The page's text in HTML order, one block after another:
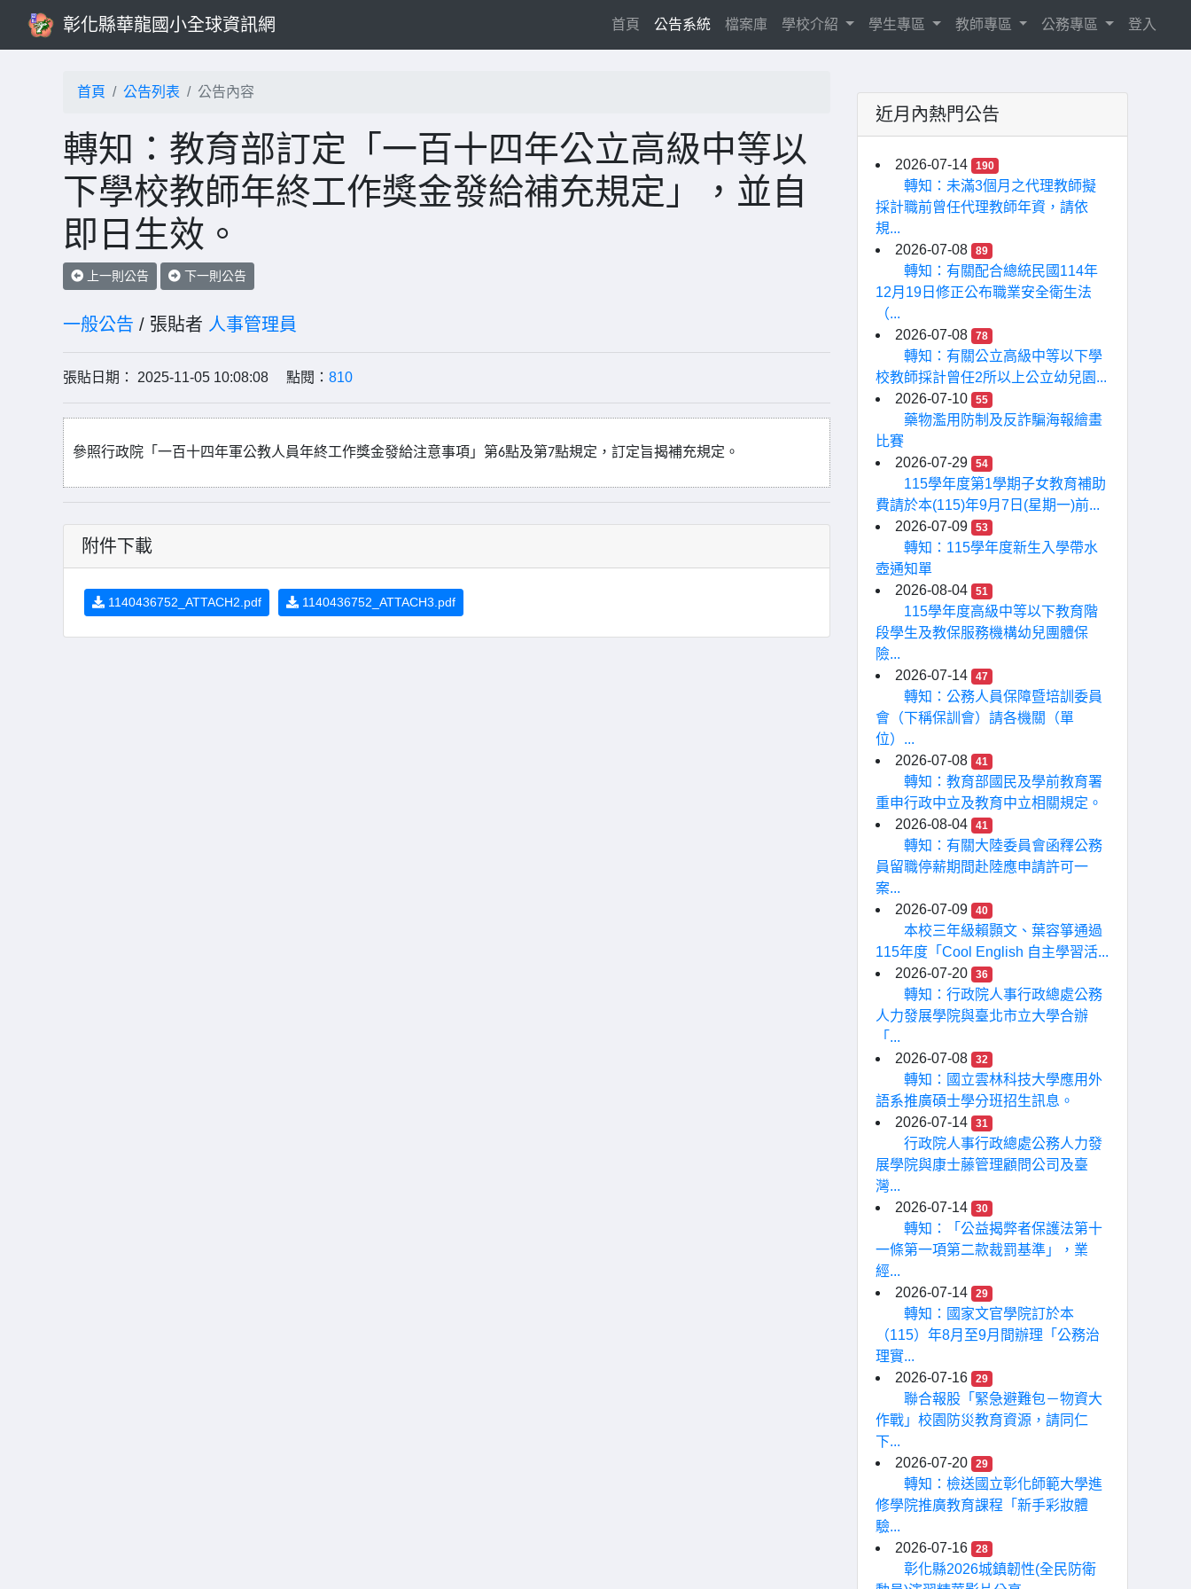
彰化縣華龍國小全球資訊網 首頁 (current)
公告系統 檔案庫 學校介紹 學生專區 教師專區 公務專區 登入
首頁 公告列表 公告內容
轉知：教育部訂定「一百十四年公立高級中等以
下學校教師年終工作獎金發給補充規定」，並自
即日生效。
上一則公告 下一則公告
一般公告 / 張貼者 人事管理員
張貼日期： 2025-11-05 10:08:08 點閱： 810
參照行政院「一百十四年軍公教人員年終工作獎金發給注意事項」第6點及第7點規定，訂定旨揭補充規定。
附件下載
1140436752_ATTACH2.pdf 1140436752_ATTACH3.pdf
近月內熱門公告
2026-07-14 190
轉知：未滿3個月之代理教師擬
採計職前曾任代理教師年資，請依
規...
2026-07-08
89
轉知：有關配合總統民國114年
12月19日修正公布職業安全衛生法
（...
2026-07-08
78
轉知：有關公立高級中等以下學
校教師採計曾任2所以上公立幼兒園...
2026-07-10
55
藥物濫用防制及反詐騙海報繪畫
比賽
2026-07-29
54
115學年度第1學期子女教育補助
費請於本(115)年9月7日(星期一)前...
2026-07-09
53
轉知：115學年度新生入學帶水
壺通知單
2026-08-04
51
115學年度高級中等以下教育階
段學生及教保服務機構幼兒團體保
險...
2026-07-14
47
轉知：公務人員保障暨培訓委員
會（下稱保訓會）請各機關（單
位）...
2026-07-08
41
轉知：教育部國民及學前教育署
重申行政中立及教育中立相關規定。
2026-08-04
41
轉知：有關大陸委員會函釋公務
員留職停薪期間赴陸應申請許可一
案...
2026-07-09
40
本校三年級賴顥文、葉容箏通過
115年度「Cool English 自主學習活...
2026-07-20
36
轉知：行政院人事行政總處公務
人力發展學院與臺北市立大學合辦
「...
2026-07-08
32
轉知：國立雲林科技大學應用外
語系推廣碩士學分班招生訊息。
2026-07-14
31
行政院人事行政總處公務人力發
展學院與康士藤管理顧問公司及臺
灣...
2026-07-14
30
轉知：「公益揭弊者保護法第十
一條第一項第二款裁罰基準」，業
經...
2026-07-14
29
轉知：國家文官學院訂於本
（115）年8月至9月間辦理「公務治
理實...
2026-07-16
29
聯合報股「緊急避難包－物資大
作戰」校園防災教育資源，請同仁
下...
2026-07-20
29
轉知：檢送國立彰化師範大學進
修學院推廣教育課程「新手彩妝體
驗...
2026-07-16
28
彰化縣2026城鎮韌性(全民防衛